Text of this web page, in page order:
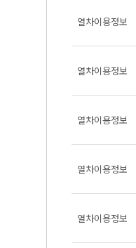
열차이용정보
열차이용정보
열차이용정보
열차이용정보
열차이용정보